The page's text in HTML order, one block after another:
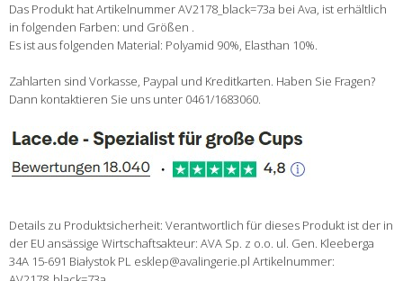
Das Produkt hat Artikelnummer AV2178_black=73a bei Ava, ist erhältlich
in folgenden Farben: und Größen .
Es ist aus folgenden Material: Polyamid 90%, Elasthan 10%.
Zahlarten sind Vorkasse, Paypal und Kreditkarten. Haben Sie Fragen?
Dann kontaktieren Sie uns unter 0461/1683060.
Details zu Produktsicherheit: Verantwortlich für dieses Produkt ist der in
der EU ansässige Wirtschaftsakteur: AVA Sp. z o.o. ul. Gen. Kleeberga
34A 15-691 Białystok PL esklep@avalingerie.pl Artikelnummer: